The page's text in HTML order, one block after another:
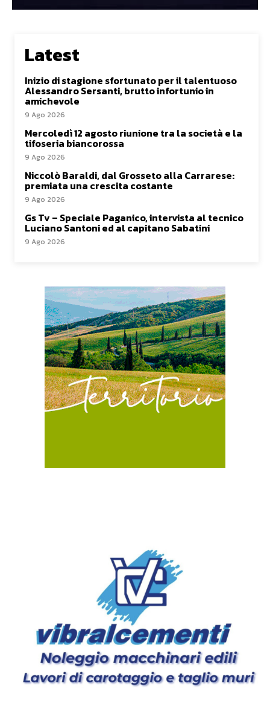
Latest
Inizio di stagione sfortunato per il talentuoso
Alessandro Sersanti, brutto infortunio in
amichevole
9 Ago 2026
Mercoledì 12 agosto riunione tra la società e la
tifoseria biancorossa
9 Ago 2026
Niccolò Baraldi, dal Grosseto alla Carrarese:
premiata una crescita costante
9 Ago 2026
Gs Tv – Speciale Paganico, intervista al tecnico
Luciano Santoni ed al capitano Sabatini
9 Ago 2026